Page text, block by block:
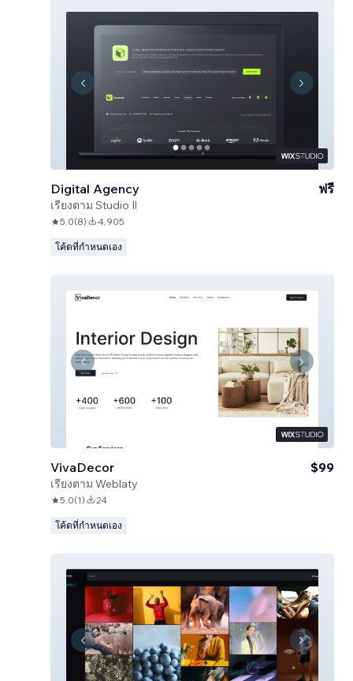
Digital Agency
เรียงตาม Studio Il
ฟรี
5.0(8) 4,905
โค้ดที่กำหนดเอง
VivaDecor
เรียงตาม Weblaty
$99
5.0(1) 24
โค้ดที่กำหนดเอง